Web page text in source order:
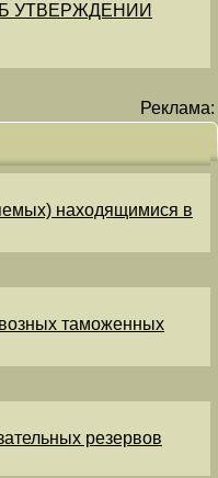
УТВЕРЖДЕНИИ
Реклама:
находящимися в
таможенных
резервов